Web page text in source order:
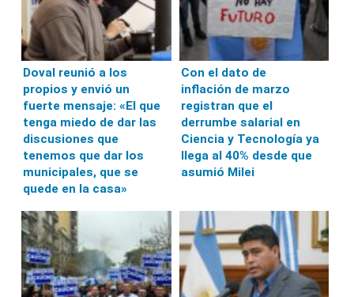
Doval reunió a los
propios y envió un
fuerte mensaje: «El que
tenga miedo de dar las
discusiones que
tenemos que dar los
municipales, que se
quede en la casa»
Con el dato de
inflación de marzo
registran que el
derrumbe salarial en
Ciencia y Tecnología ya
llega al 40% desde que
asumió Milei